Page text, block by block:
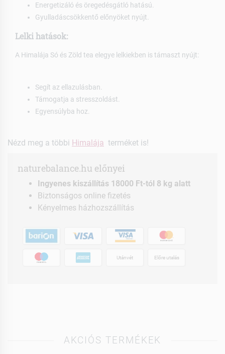
Energetizáló és öregedésgátló hatású.
Gyulladáscsökkentő előnyöket nyújt.
Lelki hatások:
A Himalája Só és Zöld tea elegye lelkiekben is támaszt nyújt:
Segít az ellazulásban.
Támogatja a stresszoldást.
Egyensúlyba hoz.
Nézd meg a többi Himalája terméket is!
naturebalance.hu előnyei
Ingyenes kiszállítás 18000 Ft-tól 8 kg alatt
Biztonságos online fizetés
Kényelmes házhozszállítás
Utánvét Előre utalás
AKCIÓS TERMÉKEK